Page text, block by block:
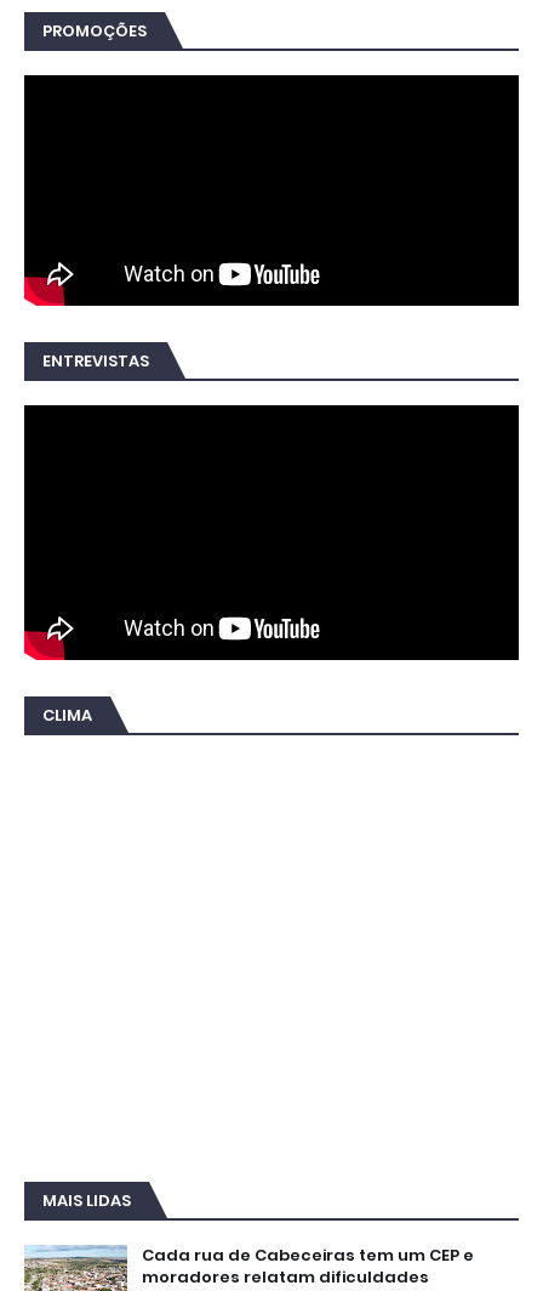
PROMOÇÕES
ENTREVISTAS
CLIMA
MAIS LIDAS
Cada rua de Cabeceiras tem um CEP e
moradores relatam dificuldades